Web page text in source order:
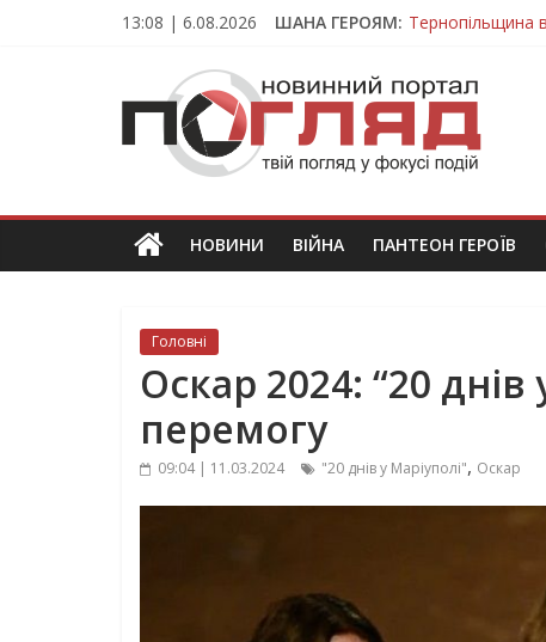
13:08 | 6.08.2026 ШАНА ГЕРОЯМ: Тернопільщина
Тернопільщина
Під час
На війні
ПОГЛЯД
Новини
Тернополя.
новини
та
НОВИНИ ВІЙНА ПАНТЕОН ГЕРОЇВ
Головні
Оскар 2024: “20 днів
перемогу
09:04 | 11.03.2024 "20 днів у Маріуполі", Оскар